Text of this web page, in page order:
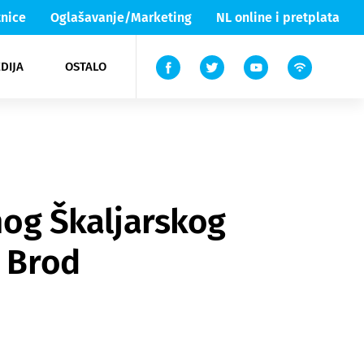
Oglašavanje/Marketing NL online i pretplata
OSTALO
Lika & Senj
TV
Škaljarskog